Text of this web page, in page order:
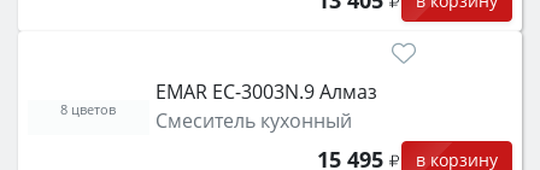
EMAR EC-3003N.9 Алмаз
Смеситель кухонный
15 495 в корзину
8 цветов